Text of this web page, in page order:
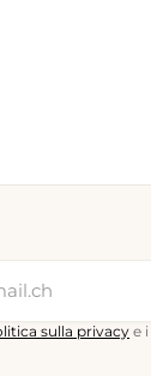
sulla privacy e